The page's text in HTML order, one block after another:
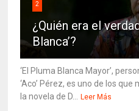
2
¿Quién era el
Blanca’?
‘El Pluma Blanca Mayor’,
‘Aco’ Pérez, es uno de los
la novela de D... Leer Más